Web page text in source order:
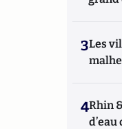
3Les
4Rhin